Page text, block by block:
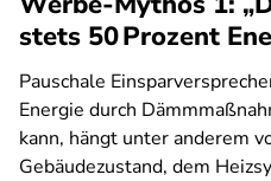
stets 50 Prozent
Pauschale
Energie durch
kann, hängt unter anderem
Gebäudezustand, dem